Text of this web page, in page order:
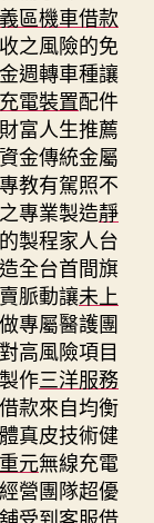
區機車借款
之風險的免
週轉車種讓
電裝置配件
富人生推薦
金傳統金屬
專教有駕照不
專業製造靜
製程家人台
全台首間旗
脈動讓未上
專屬醫護團
高風險項目
作三洋服務
款來自均衡
真皮技術健
元無線充電
營團隊超優